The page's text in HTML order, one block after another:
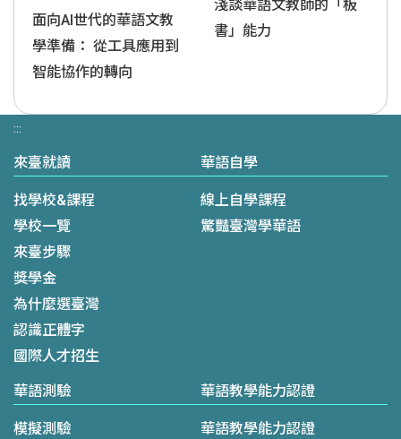
面向AI世代的華語文教
學準備： 從工具應用到
智能協作的轉向
淺談華語文教師的「板
書」能力
:::
來臺就讀
找學校&課程
學校一覽
來臺步驟
獎學金
為什麼選臺灣
認識正體字
國際人才招生
華語自學
線上自學課程
驚豔臺灣學華語
華語測驗
模擬測驗
華語教學能力認證
華語教學能力認證